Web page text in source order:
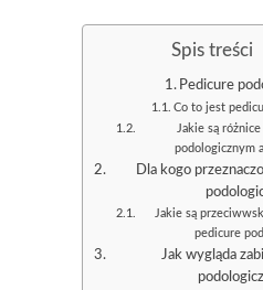
Spis treści
Pedicure
Co to jest
Jakie są
podologicznym
Dla kogo
Jakie są
pedicure
Jak wygląda